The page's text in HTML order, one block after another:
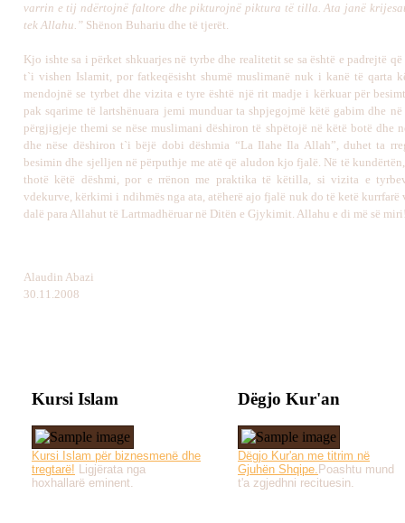
varrin e tij ndërtojnë faltore dhe pikturojnë piktura të tilla. Ata janë
tek Allahu.” Shënon Buhariu dhe të tjerët.
Kjo ishte sa i përket shkuarjes në tyrbe dhe realitetit se sa është e padrejtë
t`i vishen Islamit, por fatkeqësisht shumë muslimanë nuk i kanë të qarta
mendojnë se tyrbet dhe vizita e tyre është një rit madje i kërkuar për
pak sqarime të lartshënuara jemi munduar ta shpjegojmë këtë gabim dhe
përgjigjeje themi se nëse muslimani dëshiron të shpëtojë në këtë botë dhe
dhe nëse dëshiron t`i bëjë dobi dëshmia “La Ilahe Ila Allah”, duhet ta
besimin dhe sjelljen në përputhje me atë që aludon kjo fjalë. Në të
thotë këtë dëshmi, por e rrënon me praktika të këtilla, si vizita e
vdekurve, kërkimi i ndihmës nga ata, atëherë ajo fjalë nuk do të ketë kurrfarë
dalë para Allahut të Lartmadhëruar në Ditën e Gjykimit. Allahu e di më së
Alaudin Abazi
30.11.2008
Kursi Islam
Kursi Islam për biznesmenë dhe
tregtarë! Ligjërata nga
hoxhallarë eminent.
Dëgjo Kur'an
Dëgjo Kur'an me titrim në
Gjuhën Shqipe. Poashtu mund
t'a zgjedhni recituesin.